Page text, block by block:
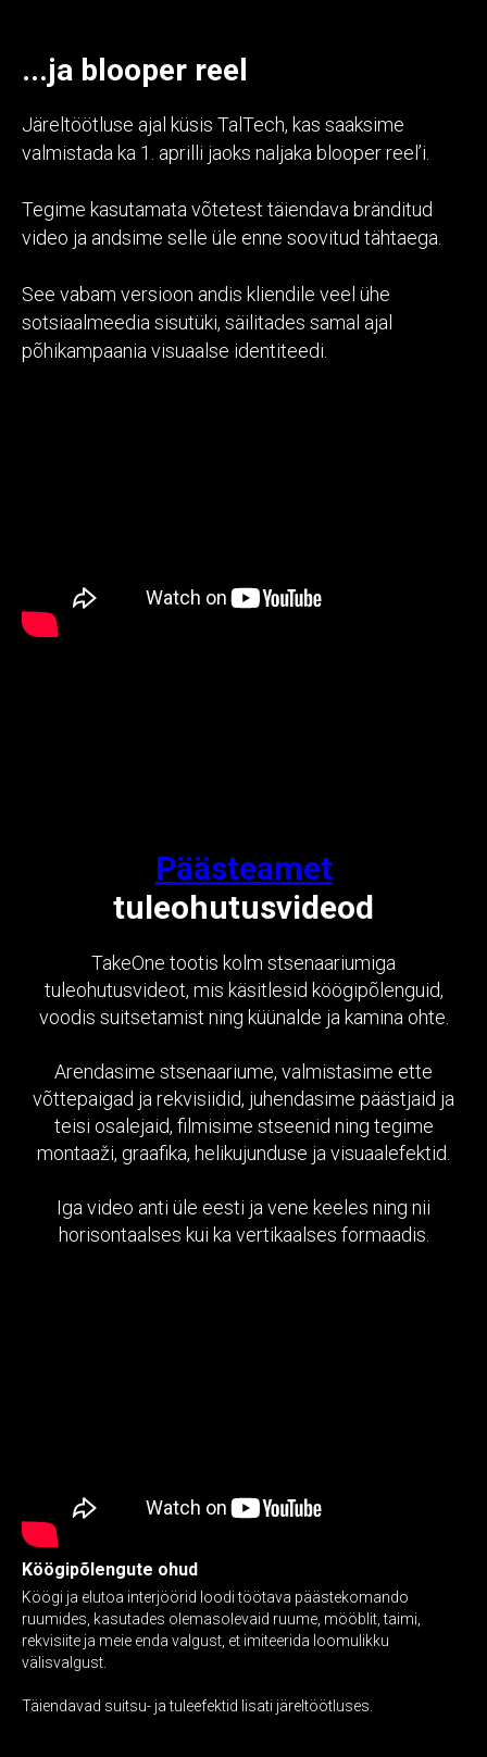
...ja blooper reel
Järeltöötluse ajal küsis TalTech, kas saaksime
valmistada ka 1. aprilli jaoks naljaka blooper reel’i.
Tegime kasutamata võtetest täiendava bränditud
video ja andsime selle üle enne soovitud tähtaega.
See vabam versioon andis kliendile veel ühe
sotsiaalmeedia sisutüki, säilitades samal ajal
põhikampaania visuaalse identiteedi.
Päästeamet
tuleohutusvideod
TakeOne tootis kolm stsenaariumiga
tuleohutusvideot, mis käsitlesid köögipõlenguid,
voodis suitsetamist ning küünalde ja kamina ohte.
Arendasime stsenaariume, valmistasime ette
võttepaigad ja rekvisiidid, juhendasime päästjaid ja
teisi osalejaid, filmisime stseenid ning tegime
montaaži, graafika, helikujunduse ja visuaalefektid.
Iga video anti üle eesti ja vene keeles ning nii
horisontaalses kui ka vertikaalses formaadis.
Köögipõlengute ohud
Köögi ja elutoa interjöörid loodi töötava päästekomando
ruumides, kasutades olemasolevaid ruume, mööblit, taimi,
rekvisiite ja meie enda valgust, et imiteerida loomulikku
välisvalgust.
Täiendavad suitsu- ja tuleefektid lisati järeltöötluses.